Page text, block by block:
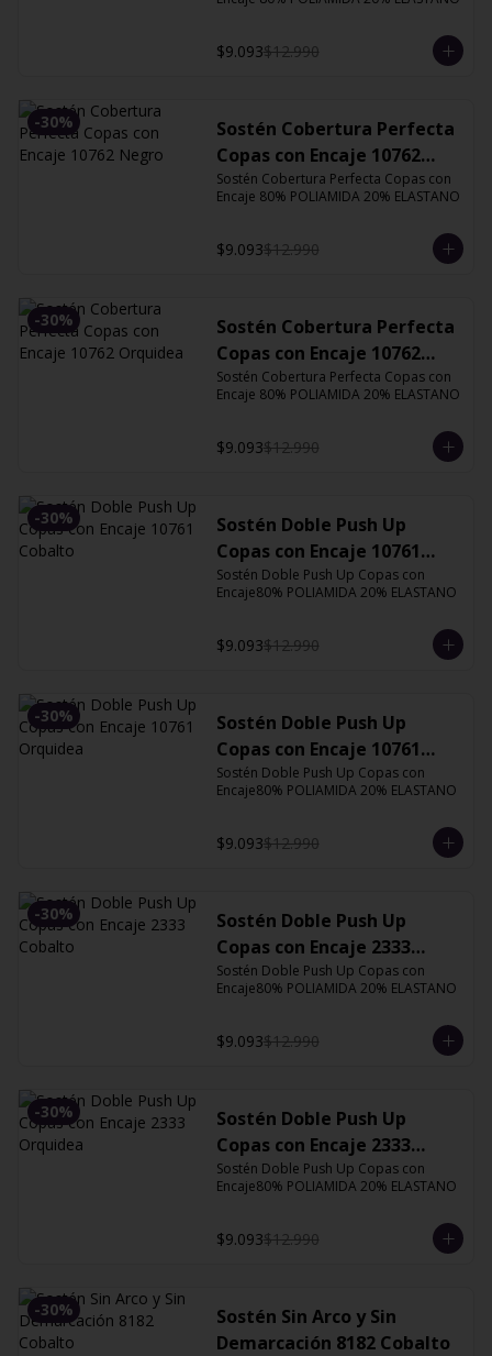
$9.093$12.990
-30%
Sostén Cobertura Perfecta
Copas con Encaje 10762
Negro
Sostén Cobertura Perfecta Copas con
Encaje 80% POLIAMIDA 20% ELASTANO
$9.093$12.990
-30%
Sostén Cobertura Perfecta
Copas con Encaje 10762
Orquidea
Sostén Cobertura Perfecta Copas con
Encaje 80% POLIAMIDA 20% ELASTANO
$9.093$12.990
-30%
Sostén Doble Push Up
Copas con Encaje 10761
Cobalto
Sostén Doble Push Up Copas con
Encaje80% POLIAMIDA 20% ELASTANO
$9.093$12.990
-30%
Sostén Doble Push Up
Copas con Encaje 10761
Orquidea
Sostén Doble Push Up Copas con
Encaje80% POLIAMIDA 20% ELASTANO
$9.093$12.990
-30%
Sostén Doble Push Up
Copas con Encaje 2333
Cobalto
Sostén Doble Push Up Copas con
Encaje80% POLIAMIDA 20% ELASTANO
$9.093$12.990
-30%
Sostén Doble Push Up
Copas con Encaje 2333
Orquidea
Sostén Doble Push Up Copas con
Encaje80% POLIAMIDA 20% ELASTANO
$9.093$12.990
-30%
Sostén Sin Arco y Sin
Demarcación 8182 Cobalto